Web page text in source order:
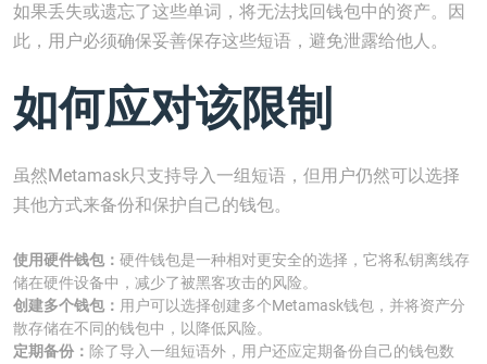
如果丢失或遗忘了这些单词，将无法找回钱包中的资产。因
此，用户必须确保妥善保存这些短语，避免泄露给他人。
如何应对该限制
虽然Metamask只支持导入一组短语，但用户仍然可以选择
其他方式来备份和保护自己的钱包。
使用硬件钱包： 硬件钱包是一种相对更安全的选择，它将私钥离线存
储在硬件设备中，减少了被黑客攻击的风险。
创建多个钱包： 用户可以选择创建多个Metamask钱包，并将资产分
散存储在不同的钱包中，以降低风险。
定期备份： 除了导入一组短语外，用户还应定期备份自己的钱包数